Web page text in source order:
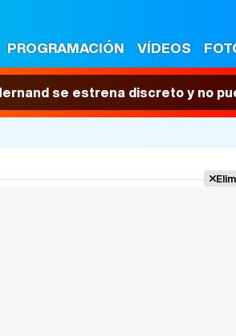
PROGRAMACIÓN VÍDEOS
se estrena discreto y no